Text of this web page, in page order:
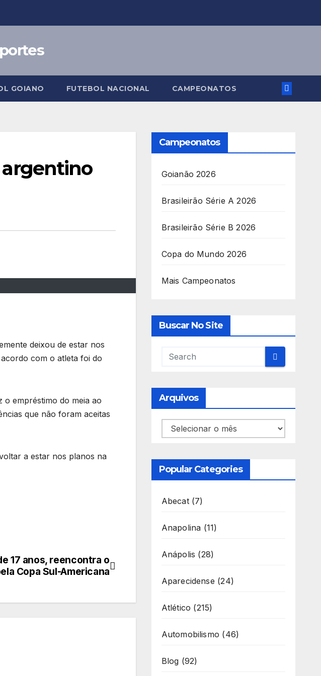
GOIANO FUTEBOL NACIONAL CAMPEONATOS
deixou de estar nos
com o atleta foi do
o empréstimo do meia ao
que não foram aceitas
a estar nos planos na
17 anos, reencontra o
Copa Sul-Americana
Campeonatos
Goianão 2026
Brasileirão Série A 2026
Brasileirão Série B 2026
Copa do Mundo 2026
Mais Campeonatos
Buscar No Site
Arquivos
Arquivos
Popular Categories
Abecat(7)
Anapolina (11)
Anápolis (28)
Aparecidense (24)
Atlético (215)
Automobilismo (46)
Blog (92)